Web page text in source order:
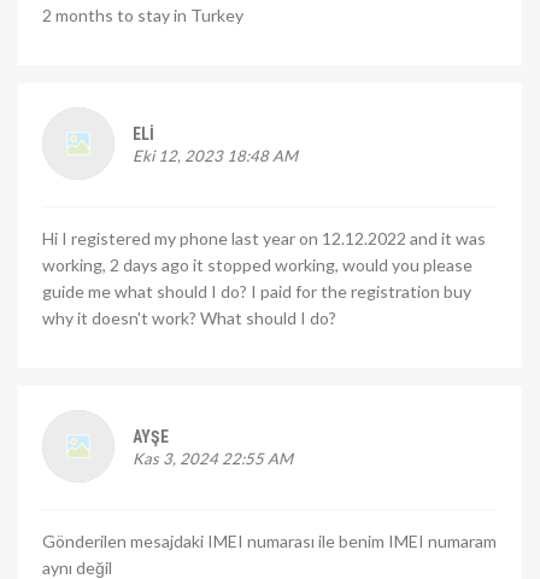
2 months to stay in Turkey
ELI
Eki 12, 2023 18:48 AM
Hi I registered my phone last year on 12.12.2022 and it was
working, 2 days ago it stopped working, would you please
guide me what should I do? I paid for the registration buy
why it doesn't work? What should I do?
AYŞE
Kas 3, 2024 22:55 AM
Gönderilen mesajdaki IMEI numarası ile benim IMEI numaram
aynı değil